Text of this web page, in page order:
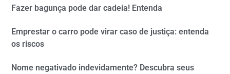
Fazer bagunça pode dar cadeia! Entenda
Emprestar o carro pode virar caso de justiça: entenda
os riscos
Nome negativado indevidamente? Descubra seus